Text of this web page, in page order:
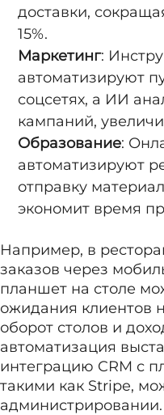
доставки,
15%.
Маркетинг:
автоматизируют
соцсетях, а ИИ
кампаний,
Образование:
автоматизируют
отправку
экономит время
Например, в
заказов через
планшет на столе
ожидания клиентов
оборот столов и
автоматизация
интеграцию CRM с
такими как Stripe,
администрировании.